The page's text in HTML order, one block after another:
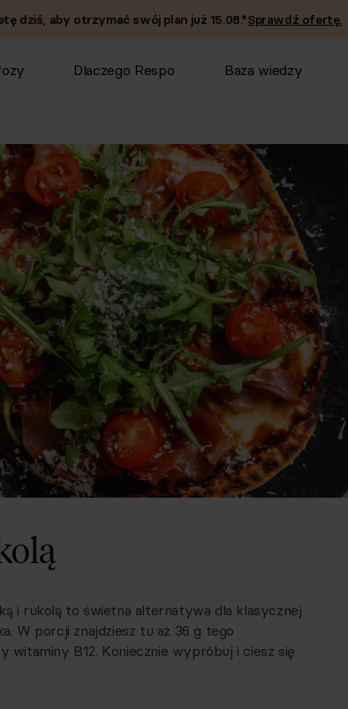
dziś, aby otrzymać swój plan już 15.08.*Sprawdź ofertę.
Dlaczego Respo Baza wiedzy
i rukolą to świetna alternatywa dla klasycznej
W porcji znajdziesz tu aż 36 g tego
witaminy B12. Koniecznie wypróbuj i ciesz się